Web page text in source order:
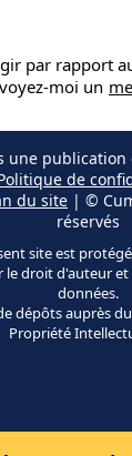
par rapport
moi un
une
de
du site | ©
réservés
site est
droit d'auteur et
données.
dépôts auprès
Propriété